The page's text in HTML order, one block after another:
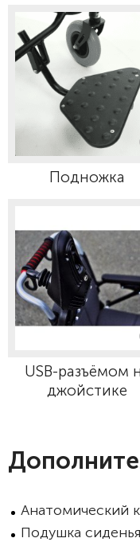
Подножка
USB-разъёмом
джойстике
Анатомический
Подушка